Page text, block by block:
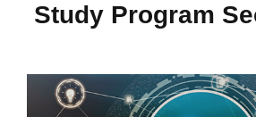
Study Program